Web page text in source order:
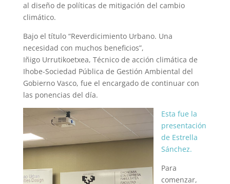
al diseño de políticas de mitigación del cambio
climático.
Bajo el título “Reverdicimiento Urbano. Una
necesidad con muchos beneficios”,
Iñigo Urrutikoetxea, Técnico de acción climática de
Ihobe-Sociedad Pública de Gestión Ambiental del
Gobierno Vasco, fue el encargado de continuar con
las ponencias del día.
Esta fue la
presentación
de Estrella
Sánchez.
Para
comenzar,